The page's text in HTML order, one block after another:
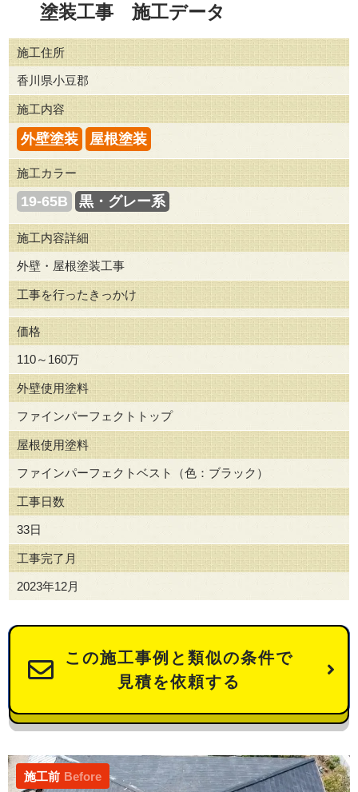
塗装工事 施工データ
施工住所
香川県小豆郡
施工内容
外壁塗装 屋根塗装
施工カラー
19-65B 黒・グレー系
施工内容詳細
外壁・屋根塗装工事
工事を行ったきっかけ
価格
110～160万
外壁使用塗料
ファインパーフェクトトップ
屋根使用塗料
ファインパーフェクトベスト（色：ブラック）
工事日数
33日
工事完了月
2023年12月
この施工事例と類似の条件で
見積を依頼する
施工前 Before